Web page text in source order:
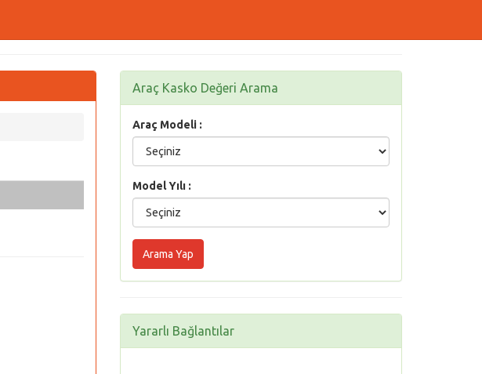
Araç Kasko Değeri Arama
Araç Modeli :
Model Yılı :
Yararlı Bağlantılar